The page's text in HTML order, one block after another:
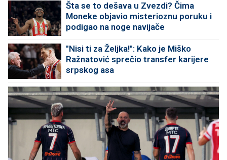
Šta se to dešava u Zvezdi? Čima
Moneke objavio misterioznu poruku i
podigao na noge navijače
"Nisi ti za Željka!": Kako je Miško
Ražnatović sprečio transfer karijere
srpskog asa